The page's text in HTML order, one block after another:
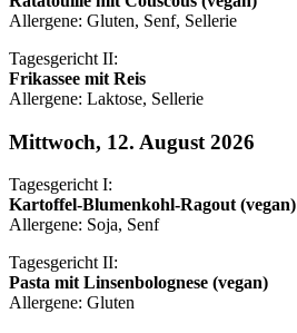
Allergene: Gluten, Senf, Sellerie
Tagesgericht II:
Frikassee mit Reis
Allergene: Laktose, Sellerie
Mittwoch, 12. August 2026
Tagesgericht I:
Kartoffel-Blumenkohl-Ragout (vegan)
Allergene: Soja, Senf
Tagesgericht II:
Pasta mit Linsenbolognese (vegan)
Allergene: Gluten